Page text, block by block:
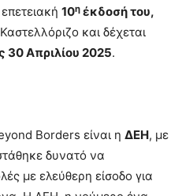
10η έκδοσή του,
και δέχεται
30 Απριλίου 2025.
Borders είναι η ΔΕΗ, με
δυνατό να
με ελεύθερη είσοδο για